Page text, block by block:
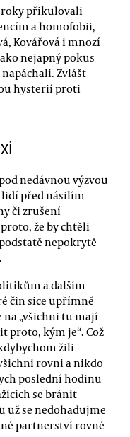
roky přikulovali
a homofobii,
Kovářová i mnozí
nejapný pokus
Zvlášť
hysterií proti
nedávnou výzvou
před násilím
či zrušení
že by chtěli
nepokrytě
a dalším
čin sice upřímně
na „všichni tu mají
proto, kým je“. Což
žili
rovni a nikdo
poslední hodinu
se bránit
už se nedohadujme
partnerství rovné